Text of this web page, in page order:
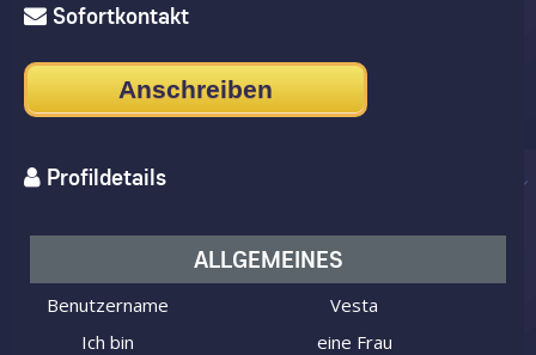
Sofortkontakt
Anschreiben
Profildetails
ALLGEMEINES
Benutzername
Vesta
Ich bin
eine Frau